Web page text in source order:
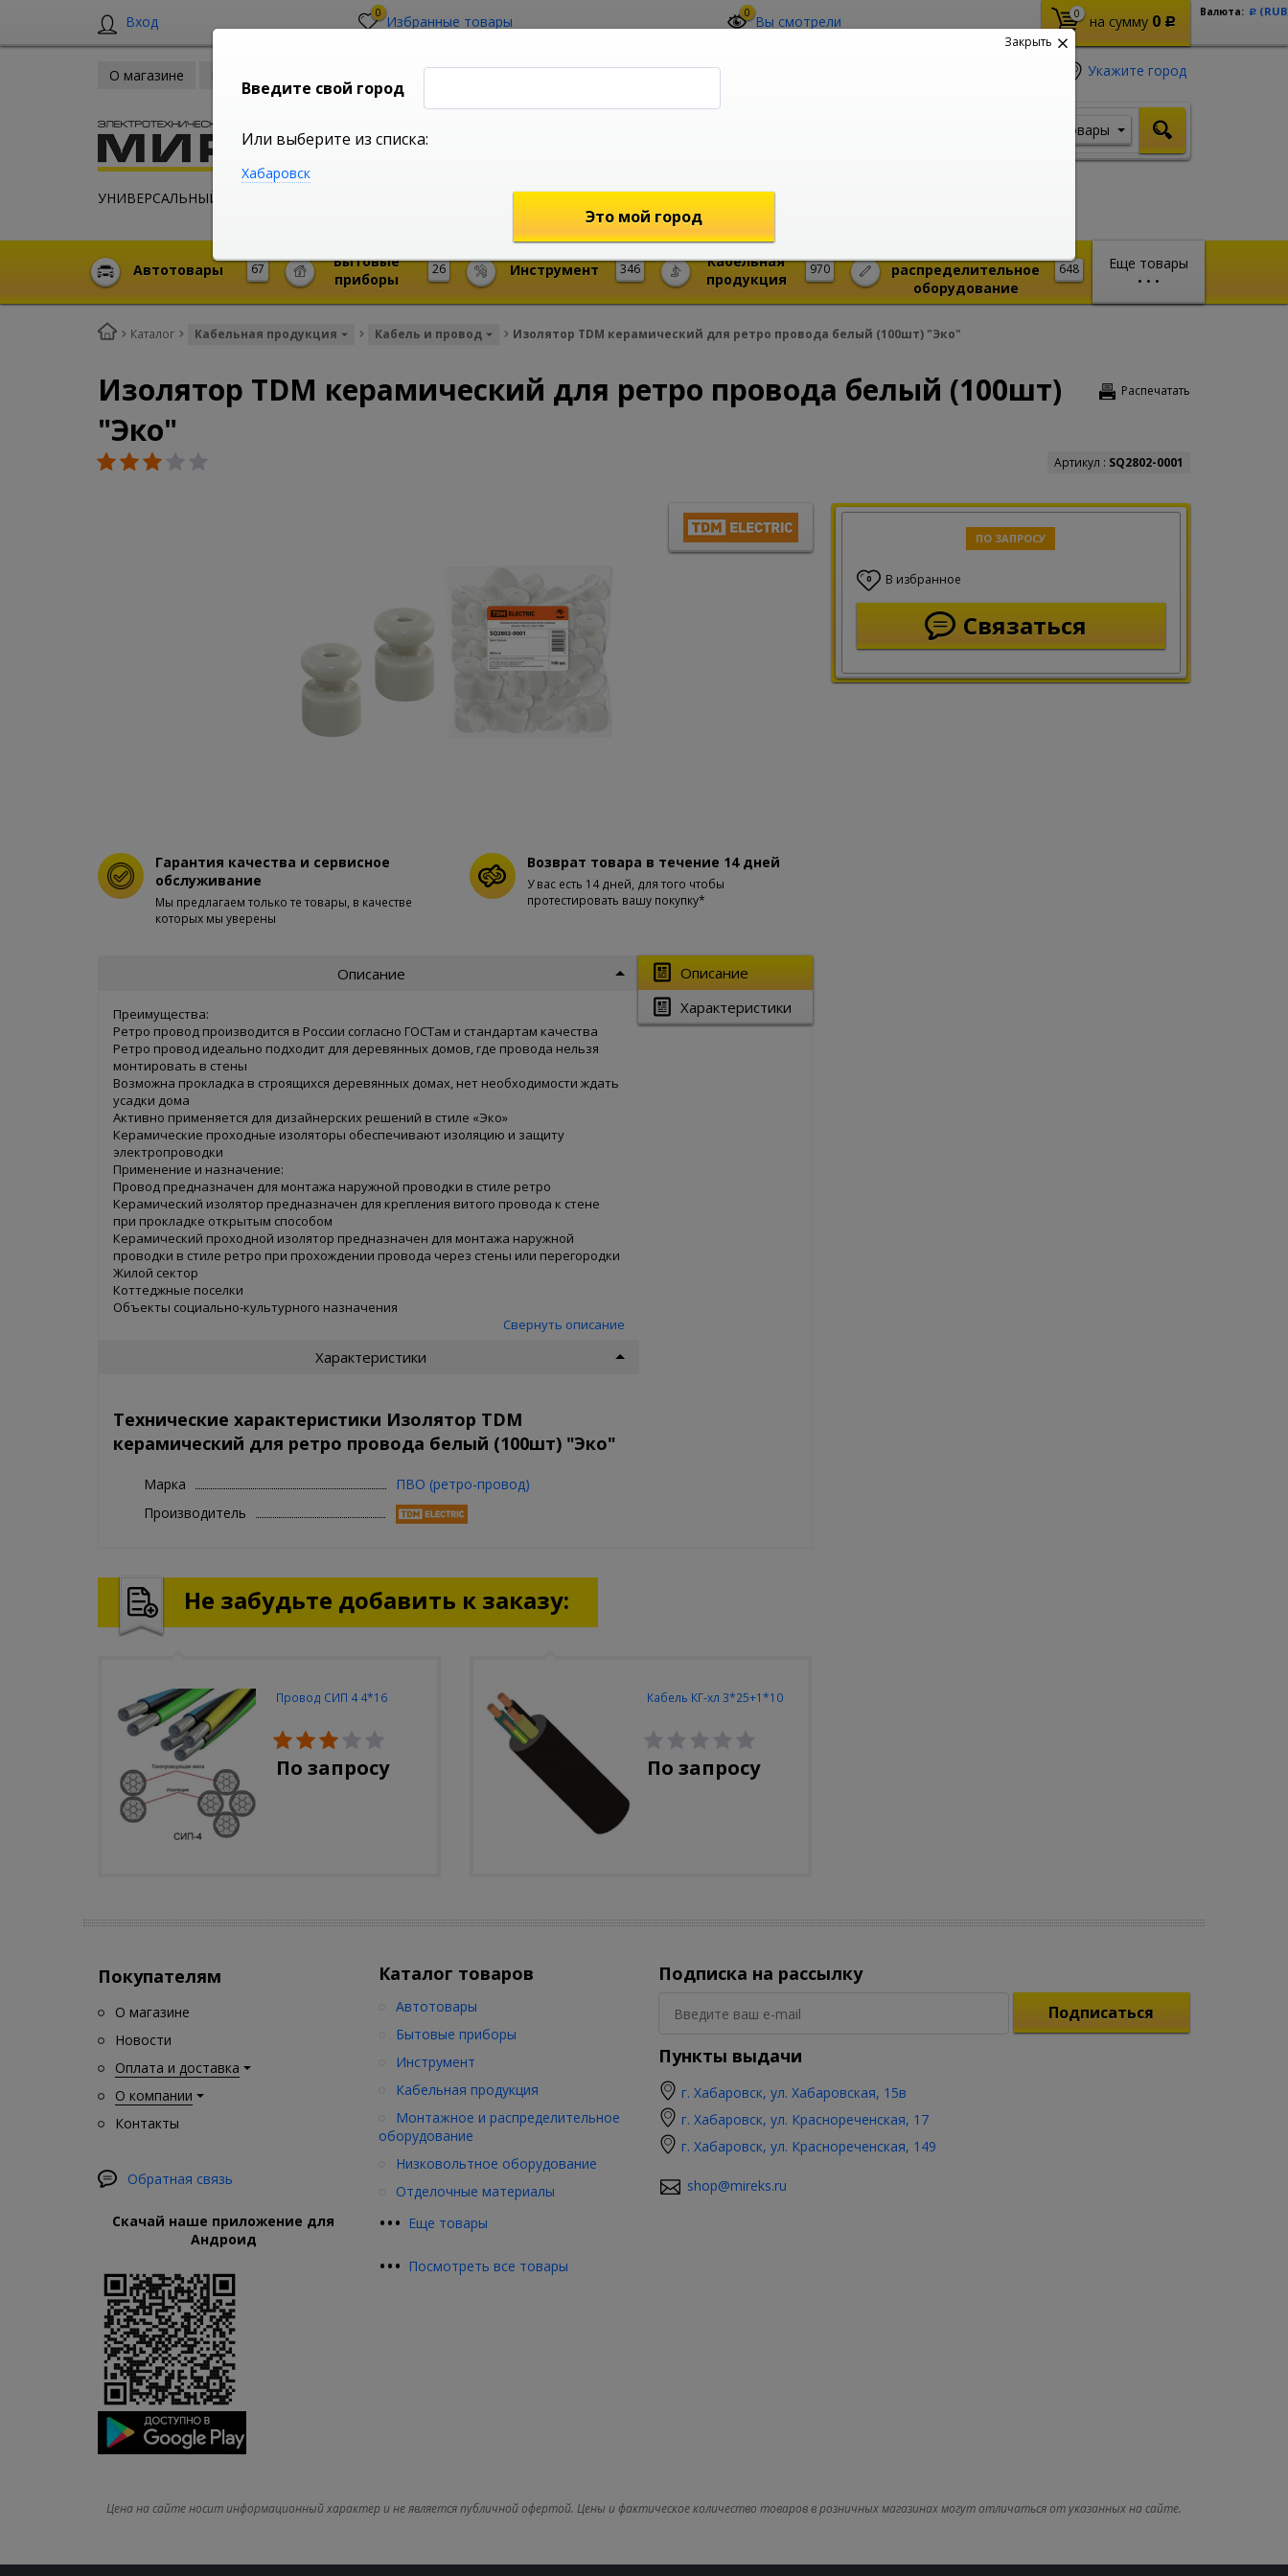
Вход 0 Избранные товары 0 Вы смотрели 0 на сумму 0 Р
Валюта: Р
О магазине
УНИВЕРСАЛЬНЫЙ ИНТЕРНЕТ МАГАЗИН
Укажите город
shop@mireks.ru
Товары
Еще товары
• • •
67
Автотовары 26
Бытовые
приборы
346
Инструмент 970
Кабельная
продукция
648
распределительное
оборудование
Каталог Кабельная продукция Кабель и провод Изолятор TDM керамический для ретро провода белый (100шт) "Эко"
Распечатать
Изолятор TDM керамический для ретро провода белый (100шт)
"Эко"
Артикул : SQ2802-0001
ПО ЗАПРОСУ
0 В избранное
Связаться
Гарантия качества и сервисное
обслуживание
Мы предлагаем только те товары, в качестве
которых мы уверены
Возврат товара в течение 14 дней
У вас есть 14 дней, для того чтобы
протестировать вашу покупку*
Описание
Характеристики
Описание
Преимущества:
Ретро провод производится в России согласно ГОСТам и стандартам качества
Ретро провод идеально подходит для деревянных домов, где провода нельзя
монтировать в стены
Возможна прокладка в строящихся деревянных домах, нет необходимости ждать
усадки дома
Активно применяется для дизайнерских решений в стиле «Эко»
Керамические проходные изоляторы обеспечивают изоляцию и защиту
электропроводки
Применение и назначение:
Провод предназначен для монтажа наружной проводки в стиле ретро
Керамический изолятор предназначен для крепления витого провода к стене
при прокладке открытым способом
Керамический проходной изолятор предназначен для монтажа наружной
проводки в стиле ретро при прохождении провода через стены или перегородки
Жилой сектор
Коттеджные поселки
Объекты социально-культурного назначения
Свернуть описание
Характеристики
Технические характеристики Изолятор TDM
керамический для ретро провода белый (100шт) "Эко"
Марка
ПВО (ретро-провод)
Производитель
Не забудьте добавить к заказу:
Провод СИП 4 4*16
По запросу
Кабель КГ-хл 3*25+1*10
По запросу
Покупателям
О магазине
Новости
Оплата и доставка
О компании
Контакты
Обратная связь
Скачай наше приложение для
Андроид
Каталог товаров
••• Еще товары
Автотовары
Бытовые приборы
Инструмент
Кабельная продукция
Монтажное и распределительное
оборудование
Низковольтное оборудование
Отделочные материалы
••• Посмотреть все товары
Подписка на рассылку
Подписаться
Пункты выдачи
г. Хабаровск, ул. Хабаровская, 15в
г. Хабаровск, ул. Краснореченская, 17
г. Хабаровск, ул. Краснореченская, 149
shop@mireks.ru
Цена на сайте носит информационный характер и не является публичной офертой. Цены и фактическое количество товаров в розничных магазинах могут отличаться от указанных на сайте.
Закрыть
Введите свой город
Или выберите из списка:
Хабаровск
Это мой город